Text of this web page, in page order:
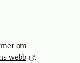
om
webb
.